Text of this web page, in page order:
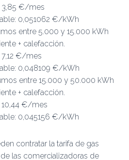
3,85 €/mes
0,051062 €/kWh
entre 5.000 y 15.000 kWh
+ calefacción.
7,12 €/mes
0,048109 €/kWh
entre 15.000 y 50.000 kWh
+ calefacción.
10,44 €/mes
0,045156 €/kWh
contratar la tarifa de gas
las comercializadoras de